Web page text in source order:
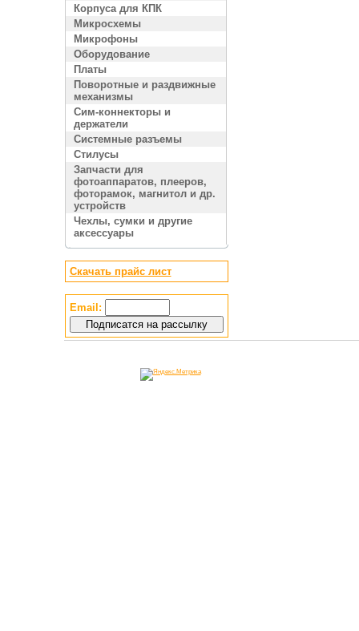
Корпуса для КПК
Микросхемы
Микрофоны
Оборудование
Платы
Поворотные и раздвижные
механизмы
Сим-коннекторы и
держатели
Системные разъемы
Стилусы
Запчасти для
фотоаппаратов, плееров,
фоторамок, магнитол и др.
устройств
Чехлы, сумки и другие
аксессуары
Скачать прайс лист
Email: